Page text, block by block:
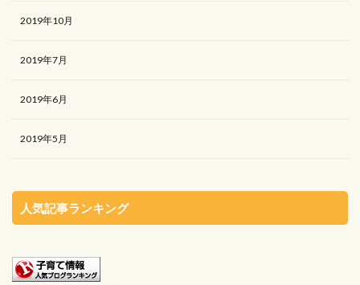
2019年10月
2019年7月
2019年6月
2019年5月
人気記事ランキング